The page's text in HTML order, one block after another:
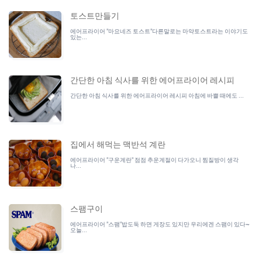
토스트만들기
에어프라이어 "마요네즈 토스트"다른말로는 마약토스트라는 이야기도
있는...
간단한 아침 식사를 위한 에어프라이어 레시피
간단한 아침 식사를 위한 에어프라이어 레시피 아침에 바쁠 때에도 ...
집에서 해먹는 맥반석 계란
에어프라이어 "구운계란" 점점 추운계절이 다가오니 찜질방이 생각
나...
스팸구이
에어프라이어 "스팸"밥도둑 하면 게장도 있지만 우리에겐 스팸이 있다~
오늘...